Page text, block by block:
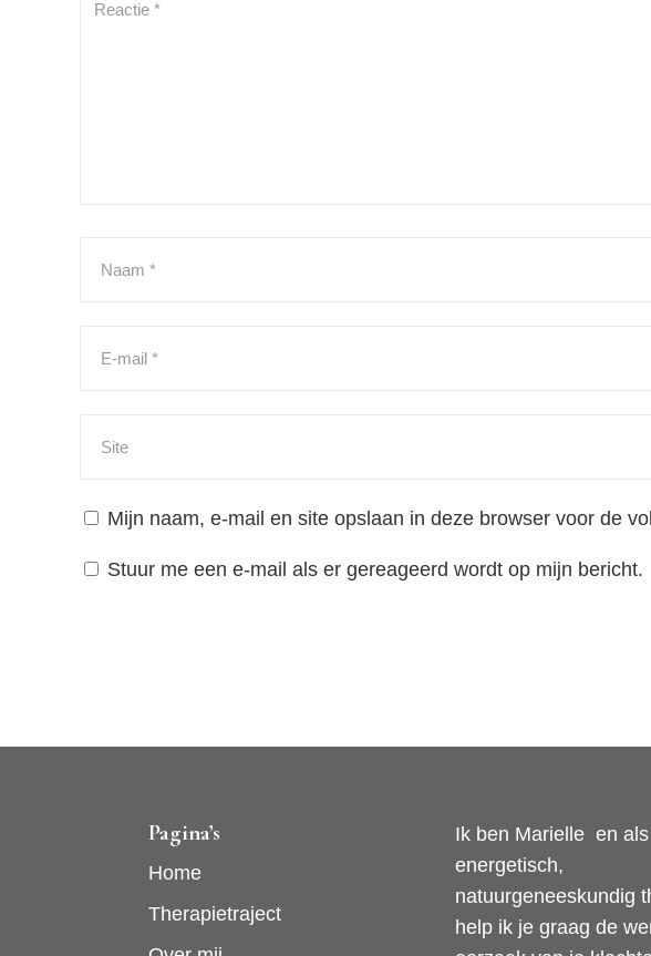
Mijn naam, e-mail en site opslaan in deze browser voor de
Stuur me een e-mail als er gereageerd wordt op mijn bericht.
Pagina’s
Home
Therapietraject
Ik ben Marielle en als
energetisch,
natuurgeneeskundig
help ik je graag de